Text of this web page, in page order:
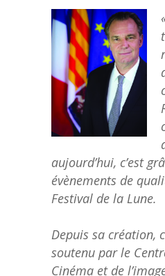
aujourd’hui, c’est
évènements de
Festival de la Lune.
Depuis sa création,
soutenu par le
Cinéma et de